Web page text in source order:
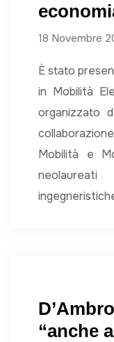
18 Novembre
È stato
in Mobilità
organizzato
Mobilità e
“anche